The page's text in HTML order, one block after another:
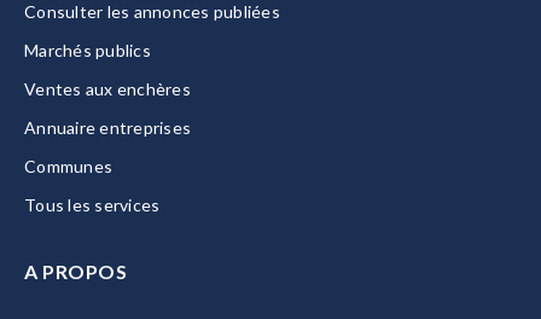
Consulter les annonces publiées
Marchés publics
Ventes aux enchères
Annuaire entreprises
Communes
Tous les services
A PROPOS